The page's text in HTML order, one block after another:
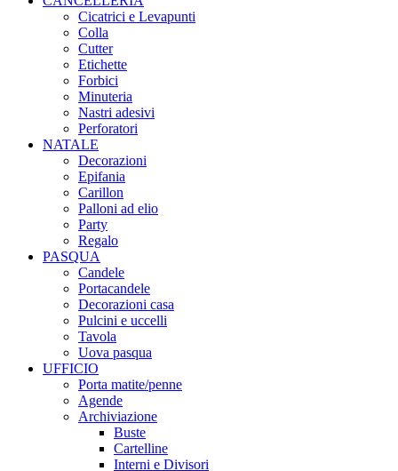
Cicatrici e Levapunti
Colla
Cutter
Etichette
Forbici
Minuteria
Nastri adesivi
Perforatori
NATALE
Decorazioni
Epifania
Carillon
Palloni ad elio
Party
Regalo
PASQUA
Candele
Portacandele
Decorazioni casa
Pulcini e uccelli
Tavola
Uova pasqua
UFFICIO
Porta matite/penne
Agende
Archiviazione
Buste
Cartelline
Interni e Divisori